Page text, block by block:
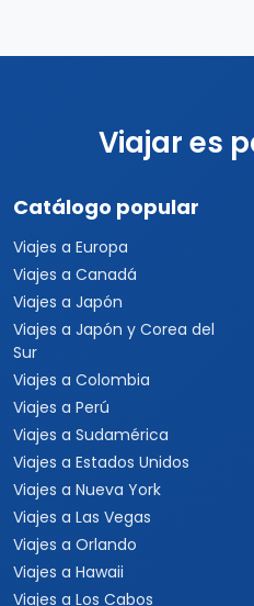
Viajar es
Catálogo popular
Viajes a Europa
Viajes a Canadá
Viajes a Japón
Viajes a Japón y Corea del
Sur
Viajes a Colombia
Viajes a Perú
Viajes a Sudamérica
Viajes a Estados Unidos
Viajes a Nueva York
Viajes a Las Vegas
Viajes a Orlando
Viajes a Hawaii
Viajes a Los Cabos